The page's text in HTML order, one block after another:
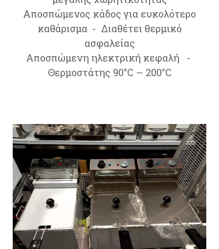
Αποσπώμενος κάδος για ευκολότερο
καθάρισμα - Διαθέτει θερμικό
ασφαλείας
Αποσπώμενη ηλεκτρική κεφαλή -
Θερμοστάτης 90°C – 200°C